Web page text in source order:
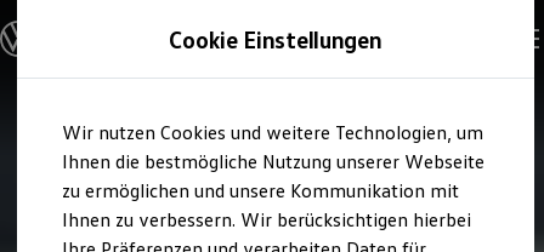
Hauptinhalt
springen
Footer
springen
Modelle und Konfigurator
Konfigurator
Modelle vergleichen
Elektroautos
ENERGY Sondermodelle
Nutzfahrzeuge
SUV und CUV
Familienautos
Cookie Einstellungen
Wir nutzen Cookies und weitere Technologien, um
Ihnen die bestmögliche Nutzung unserer Webseite
zu ermöglichen und unsere Kommunikation mit
Ihnen zu verbessern. Wir berücksichtigen hierbei